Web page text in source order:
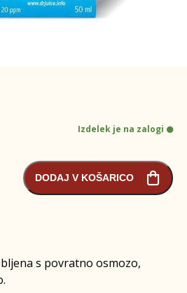
Izdelek je na zalogi
DODAJ V KOŠARICO
s povratno osmozo,